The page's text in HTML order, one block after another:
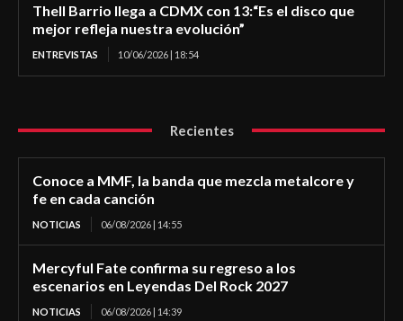
Thell Barrio llega a CDMX con 13:“Es el disco que
mejor refleja nuestra evolución”
ENTREVISTAS 10/06/2026 | 18:54
Recientes
Conoce a MMF, la banda que mezcla metalcore y
fe en cada canción
NOTICIAS 06/08/2026 | 14:55
Mercyful Fate confirma su regreso a los
escenarios en Leyendas Del Rock 2027
NOTICIAS 06/08/2026 | 14:39